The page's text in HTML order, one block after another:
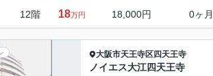
12階 18万円 18,000円 0ヶ月
大阪市天王寺区四天王寺
ノイエス大江四天王寺